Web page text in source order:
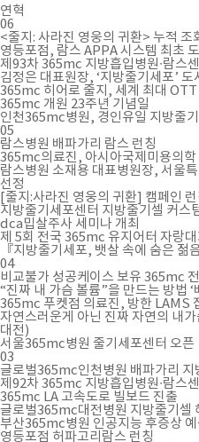
연혁
06
<줄지: 사라진 영웅의 귀환> 누적
영등포점, 람스 APPA 시스템 최초
제93차 365mc 지방흡입병원∙람스
김정은 대표원장, ‘지방줄기세포’
365mc 히어로 줄지, 세계 최대 OTT
365mc 개원 23주년 기념일
인천365mc병원, 경인유일 지방줄
05
람스병원 배파가리 람스 런칭
365mc의료진, 아시아국제미용의
람스병원 소재용 대표병원장, 서울
선정
[줄지:사라진 영웅의 귀환] 캠페인 런
지방줄기세포센터 지방줄기셀 커스
dca밉살주사 세미나 개최
제 5회 전국 365mc 유지어터 자랑
『지방줄기세포, 뱃살 속에 숨은 젊
04
비교불가 성공케이스 보유 365mc
“진짜 내 가슴 볼륨”을 만드는 방법
365mc 푸켓점 의료진, 방한 LAMS
자연스러운게 아닌 진짜 자연의 내
대전)
서울365mc병원 줄기세포센터 오픈
03
글로벌365mc인천병원 배파가리 지
제92차 365mc 지방흡입병원∙람스
365mc LA 고속도로 빌보드 진출
글로벌365mc대전병원 지방줄기셀
부산365mc병원 인공지능 후증상
영등포점 허파고리람스 런칭